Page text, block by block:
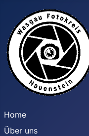
Home
Über uns